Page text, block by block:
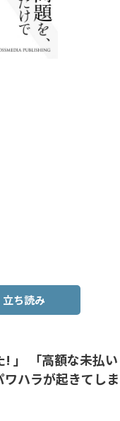
立ち読み
! 」 「高額な未払い
ハラが起きてしま